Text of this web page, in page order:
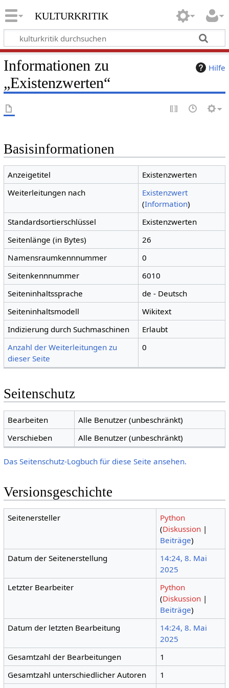
kulturkritik
Hilfe
Informationen zu
„Existenzwerten“
Basisinformationen
Anzeigetitel
Existenzwerten
Weiterleitungen nach
Existenzwert
(Information)
Standardsortierschlüssel
Existenzwerten
Seitenlänge (in Bytes)
26
Namensraumkennnummer
0
Seitenkennnummer
6010
Seiteninhaltssprache
de - Deutsch
Seiteninhaltsmodell
Wikitext
Indizierung durch Suchmaschinen
Erlaubt
Anzahl der Weiterleitungen zu
dieser Seite
0
Seitenschutz
Bearbeiten
Alle Benutzer (unbeschränkt)
Verschieben
Alle Benutzer (unbeschränkt)
Das Seitenschutz-Logbuch für diese Seite ansehen.
Versionsgeschichte
Seitenersteller
Python
(Diskussion |
Beiträge)
Datum der Seitenerstellung
14:24, 8. Mai
2025
Letzter Bearbeiter
Python
(Diskussion |
Beiträge)
Datum der letzten Bearbeitung
14:24, 8. Mai
2025
Gesamtzahl der Bearbeitungen
1
Gesamtzahl unterschiedlicher Autoren
1